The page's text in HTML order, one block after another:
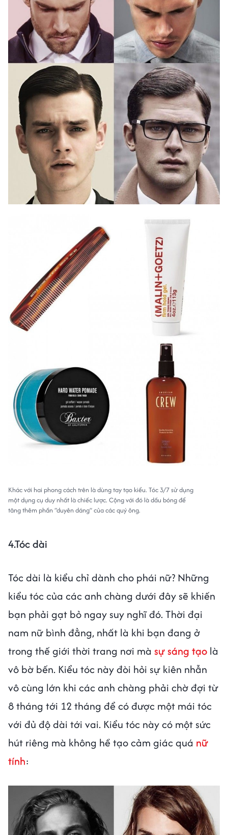
Khác với hai phong cách trên là dùng tay tạo kiểu. Tóc 3/7 sử dụng
một dụng cụ duy nhất là chiếc lược. Cộng với đó là dầu bóng để
tăng thêm phần “duyên dáng” của các quý ông.
4.Tóc dài
Tóc dài là kiểu chỉ dành cho phái nữ? Những
kiểu tóc của các anh chàng dưới đây sẽ khiến
bạn phải gạt bỏ ngay suy nghĩ đó. Thời đại
nam nữ bình đẳng, nhất là khi bạn đang ở
trong thế giới thời trang nơi mà sự sáng tạo là
vô bờ bến. Kiểu tóc này đòi hỏi sự kiên nhẫn
vô cùng lớn khi các anh chàng phải chờ đợi từ
8 tháng tới 12 tháng để có được một mái tóc
với đủ độ dài tới vai. Kiểu tóc này có một sức
hút riêng mà không hề tạo cảm giác quá nữ
tính: